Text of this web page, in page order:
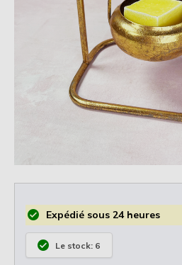
Expédié sous 24 heures
Le stock: 6